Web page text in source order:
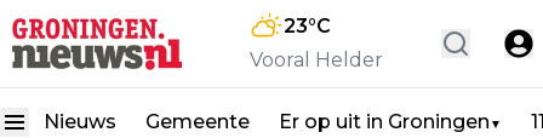
23°C
Vooral Helder
Nieuws Gemeente Er op uit in Groningen ▼